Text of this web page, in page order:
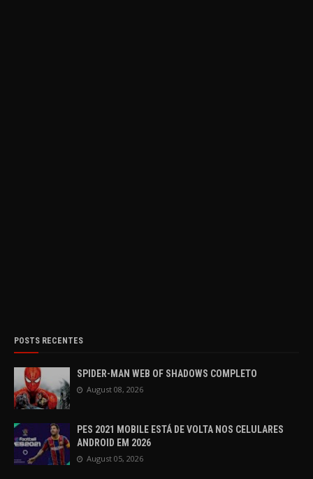
POSTS RECENTES
SPIDER-MAN WEB OF SHADOWS COMPLETO
August 08, 2026
PES 2021 MOBILE ESTÁ DE VOLTA NOS CELULARES
ANDROID EM 2026
August 05, 2026